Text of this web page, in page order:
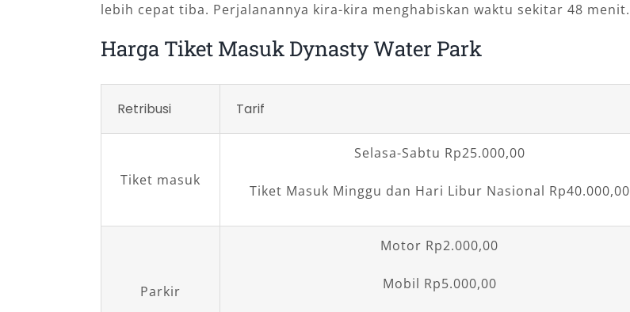
lebih cepat tiba. Perjalanannya kira-kira menghabiskan waktu sekitar 48 menit.
Harga Tiket Masuk Dynasty Water Park
Retribusi Tarif
Tiket masuk
Selasa-Sabtu Rp25.000,00
Tiket Masuk Minggu dan Hari Libur Nasional Rp40.000,00
Parkir
Motor Rp2.000,00
Mobil Rp5.000,00